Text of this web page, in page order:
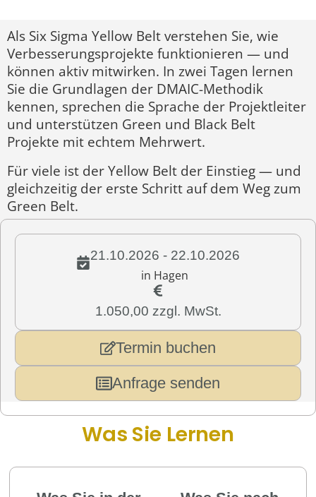
Als Six Sigma Yellow Belt verstehen Sie, wie
Verbesserungsprojekte funktionieren — und
können aktiv mitwirken. In zwei Tagen lernen
Sie die Grundlagen der DMAIC-Methodik
kennen, sprechen die Sprache der Projektleiter
und unterstützen Green und Black Belt
Projekte mit echtem Mehrwert.
Für viele ist der Yellow Belt der Einstieg — und
gleichzeitig der erste Schritt auf dem Weg zum
Green Belt.
21.10.2026 - 22.10.2026
in Hagen
1.050,00 zzgl. MwSt.
Termin buchen
Anfrage senden
Was Sie Lernen